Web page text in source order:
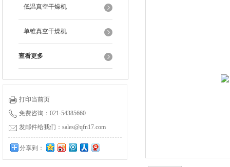
低温真空干燥机
单锥真空干燥机
查看更多
打印当前页
免费咨询：021-54385660
发邮件给我们：sales@qfn17.com
分享到：